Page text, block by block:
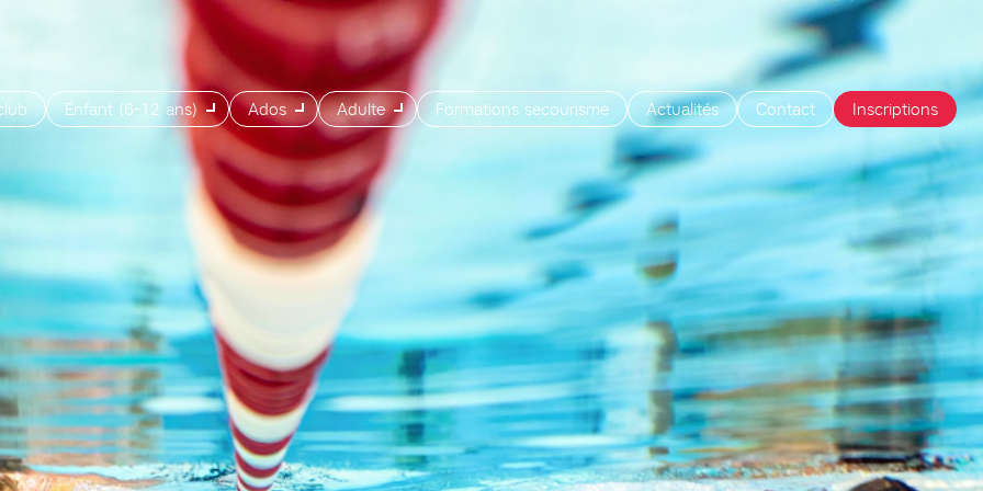
Enfant (6-12 ans) Ados Adulte Formations secourisme Actualités Contact Inscriptions